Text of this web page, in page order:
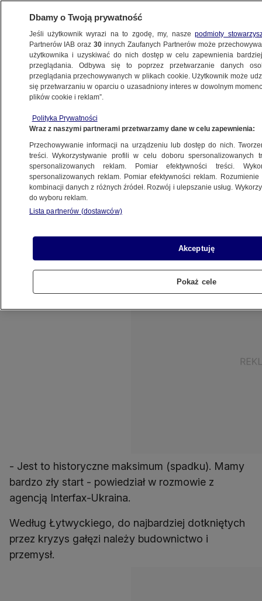
BIZNES
NAJNOWSZE
17.02.2009, 13:38Aktualizacja: 17.02.2009, 13:58
Udostępnij
Spadek produktu krajowego brutto na Ukrainie
wyniósł w styczniu bieżącego roku blisko 20
procent w porównaniu ze styczniem 2008 roku -
Narodowego Banku Ukrainy Wałerij Łytwycki.
Tylko od grudnia PKB spadł ponad 16 proc.
- Jest to historyczne maksimum (spadku). Mamy
bardzo zły start - powiedział w rozmowie z
agencją Interfax-Ukraina.
Według Łytwyckiego, do najbardziej dotkniętych
przez kryzys gałęzi należy budownictwo i
przemysł.
Dbamy o Twoją prywatność
Jeśli użytkownik wyrazi na to zgodę, my, naszepodmioty
Partnerów IAB oraz30 innych Zaufanych Partnerów może
użytkownika i uzyskiwać do nich dostęp w celu zapewnienia
przeglądania. Odbywa się to poprzez przetwarzanie danych
przeglądania przechowywanych w plikach cookie. Użytkownik może
się przetwarzaniu w oparciu o uzasadniony interes w dowolnym
plików cookie i reklam”.
Polityka Prywatności
Wraz z naszymi partnerami przetwarzamy dane w celu zapewnienia:
Przechowywanie informacji na urządzeniu lub dostęp do nich.
treści. Wykorzystywanie profili w celu doboru spersonalizowanych
spersonalizowanych reklam. Pomiar efektywności treści.
spersonalizowanych reklam. Pomiar efektywności reklam.
kombinacji danych z różnych źródeł. Rozwój i ulepszanie usług.
do wyboru reklam.
Lista partnerów (dostawców)
Akceptuję
Pokaż cele